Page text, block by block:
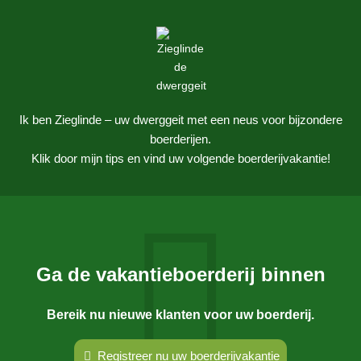
Het 5-sterren vakantieappartement Fichte is 100 m² groot en
strekt zich uit over 2 verdiepingen op het zuiden. Op de
aan de voorzijde van de grote tuin. De twee slaapkamers op
Ik ben Zieglinde – uw dwerggeit met een neus voor bijzondere
boerderijen.
Klik door mijn tips en vind uw volgende boerderijvakantie!
Ga de vakantieboerderij binnen
Bereik nu nieuwe klanten voor uw boerderij.
Registreer nu uw boerderijvakantie